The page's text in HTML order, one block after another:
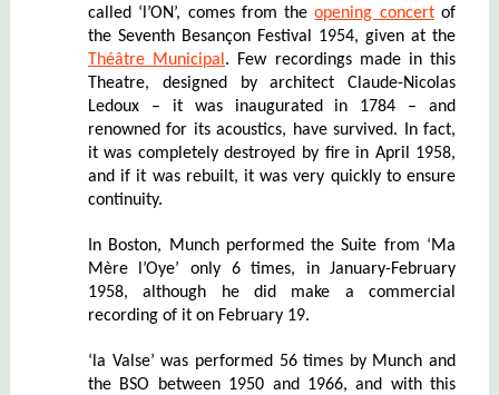
called ‘l’ON’, comes from theopening concertof
the Seventh Besançon Festival 1954, given at the
Théâtre Municipal . Few recordings made in this
Theatre, designed by architect Claude-Nicolas
Ledoux – it was inaugurated in 1784 – and
renowned for its acoustics, have survived. In fact,
it was completely destroyed by fire in April 1958,
and if it was rebuilt, it was very quickly to ensure
continuity.
In Boston, Munch performed the Suite from ‘Ma
Mère l’Oye’ only 6 times, in January-February
1958, although he did make a commercial
recording of it on February 19.
‘la Valse’ was performed 56 times by Munch and
the BSO between 1950 and 1966, and with this